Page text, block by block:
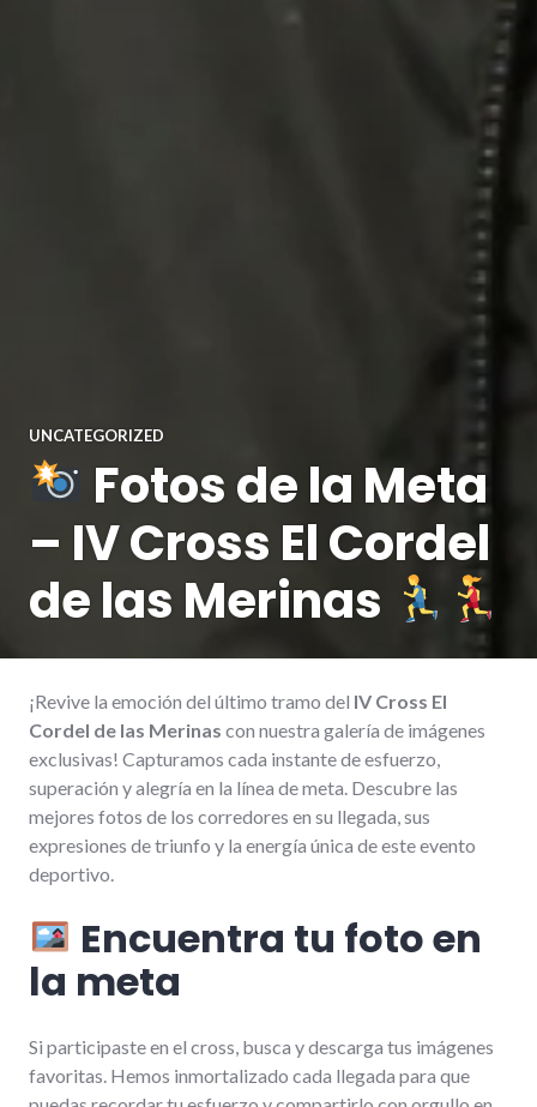
UNCATEGORIZED
Fotos de la Meta
– IV Cross El Cordel
de las Merinas
¡Revive la emoción del último tramo del IV Cross El
Cordel de las Merinas con nuestra galería de imágenes
exclusivas! Capturamos cada instante de esfuerzo,
superación y alegría en la línea de meta. Descubre las
mejores fotos de los corredores en su llegada, sus
expresiones de triunfo y la energía única de este evento
deportivo.
Encuentra tu foto en
la meta
Si participaste en el cross, busca y descarga tus imágenes
favoritas. Hemos inmortalizado cada llegada para que